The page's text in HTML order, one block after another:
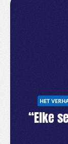
HET
“Elke